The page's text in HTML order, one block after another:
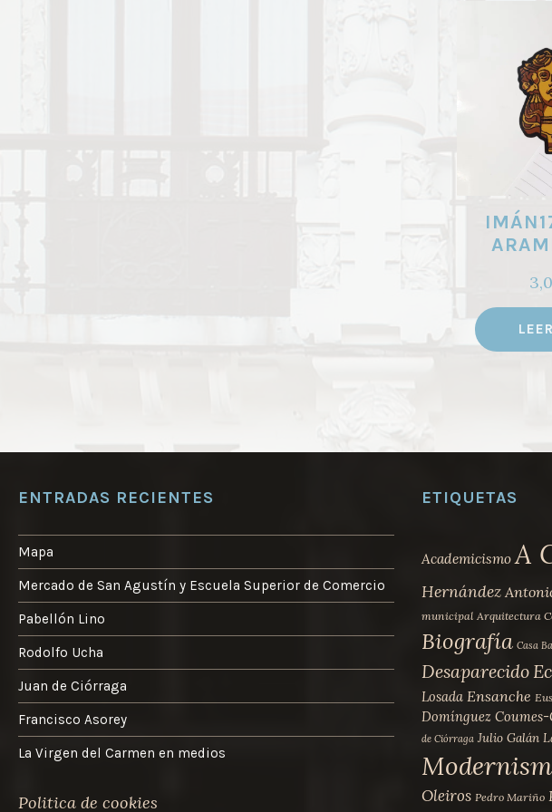
ENTRADAS RECIENTES
Mapa
Mercado de San Agustín y Escuela Superior de Comercio
Pabellón Lino
Rodolfo Ucha
Juan de Ciórraga
Francisco Asorey
La Virgen del Carmen en medios
Politica de cookies
ETIQUETAS
Academicismo A
Hernández
municipal Arquitectura
Biografía Casa
Desaparecido
Losada Ensanche
Domínguez Coumes-
de Ciórraga Julio Galán
Oleiros Pedro Mariño